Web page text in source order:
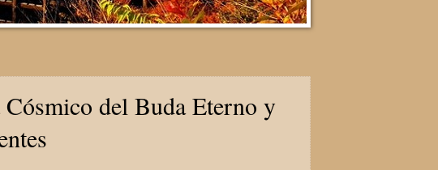
del Buda Eterno y